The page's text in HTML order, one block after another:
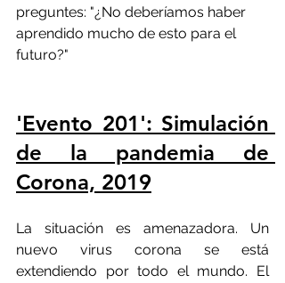
preguntes: "¿No deberíamos haber
aprendido mucho de esto para el
futuro?"
'Evento 201': Simulación
de la pandemia de
Corona, 2019
La situación es amenazadora. Un
nuevo virus corona se está
extendiendo por todo el mundo. El